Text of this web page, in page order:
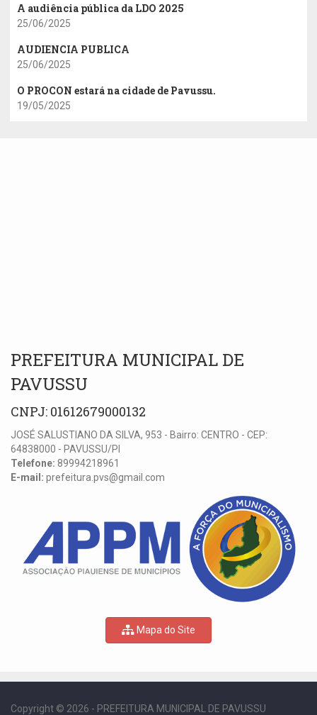
A audiência pública da LDO 2025
25/06/2025
AUDIENCIA PUBLICA
25/06/2025
O PROCON estará na cidade de Pavussu.
19/05/2025
PREFEITURA MUNICIPAL DE
PAVUSSU
CNPJ: 01612679000132
JOSÉ SALUSTIANO DA SILVA, 953 - Bairro: CENTRO - CEP:
64838000 - PAVUSSU/PI
Telefone: 89994218961
E-mail: prefeitura.pvs@gmail.com
Mapa do Site
Copyright © 2026 - PREFEITURA MUNICIPAL DE PAVUSSU